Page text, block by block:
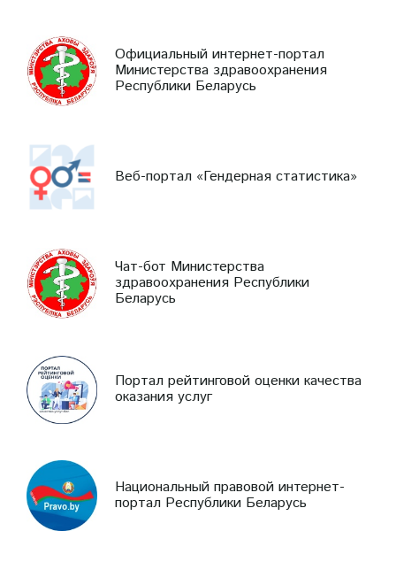
Официальный интернет-портал
Министерства здравоохранения
Республики Беларусь
Веб-портал «Гендерная статистика»
Чат-бот Министерства
здравоохранения Республики
Беларусь
Портал рейтинговой оценки качества
оказания услуг
Национальный правовой интернет-
портал Республики Беларусь